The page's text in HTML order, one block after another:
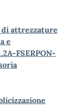
di attrezzature
e
FSERPON-